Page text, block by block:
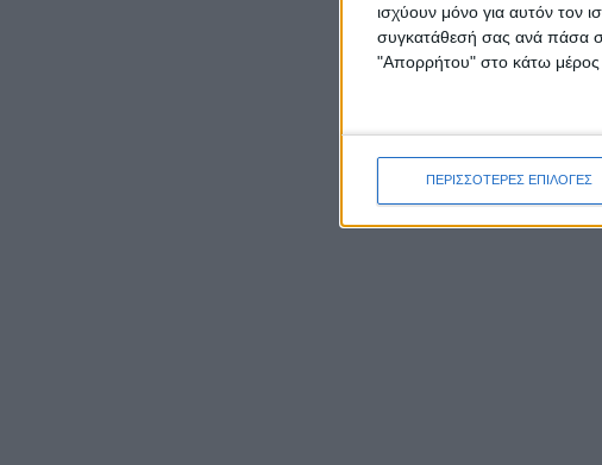
ισχύουν μόνο για αυτόν τον
συγκατάθεσή σας ανά πάσα
"Απορρήτου" στο κάτω μέρος
ΠΕΡΙΣΣΟΤΕΡΕΣ ΕΠΙΛΟΓΕΣ